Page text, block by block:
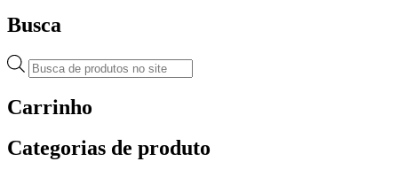
Busca
Pesquisar
produtos
Carrinho
Categorias de produto